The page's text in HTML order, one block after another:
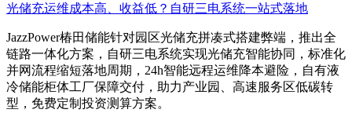
光储充运维成本高、收益低？自研三电系统一站式落地
JazzPower椿田储能针对园区光储充拼凑式搭建弊端，推出全
链路一体化方案，自研三电系统实现光储充智能协同，标准化
并网流程缩短落地周期，24h智能远程运维降本避险，自有液
冷储能柜体工厂保障交付，助力产业园、高速服务区低碳转
型，免费定制投资测算方案。